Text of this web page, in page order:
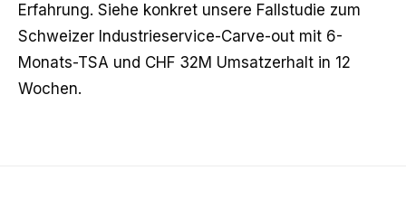
Erfahrung. Siehe konkret unsere Fallstudie zum
Schweizer Industrieservice-Carve-out mit 6-
Monats-TSA und CHF 32M Umsatzerhalt in 12
Wochen.